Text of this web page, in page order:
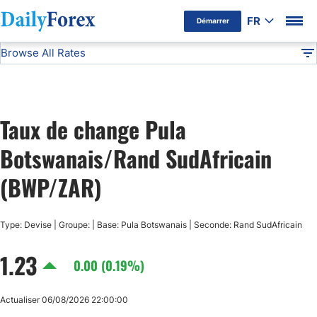
Démarrer FR
Avertissement Publicitaire
Browse All Rates
USD/JPY
GBP/USD
USD/CAD
AUD/USD
Taux de change Pula
Botswanais/Rand SudAfricain
(BWP/ZAR)
Type: Devise | Groupe: | Base: Pula Botswanais | Seconde: Rand SudAfricain
1.23 0.00 (0.19%)
Actualiser 06/08/2026 22:00:00